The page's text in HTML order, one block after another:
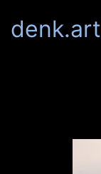
denk.art